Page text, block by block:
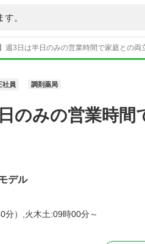
。
】週3日は半日のみの営業時間で家庭との
社員 調剤薬局
のみの営業時
デル
分）,火木土:09時00分～